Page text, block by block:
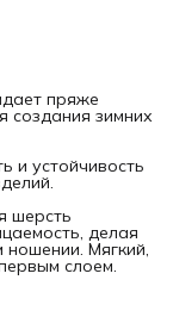
пряже
создания зимних
и устойчивость
шерсть
делая
Мягкий,
слоем.